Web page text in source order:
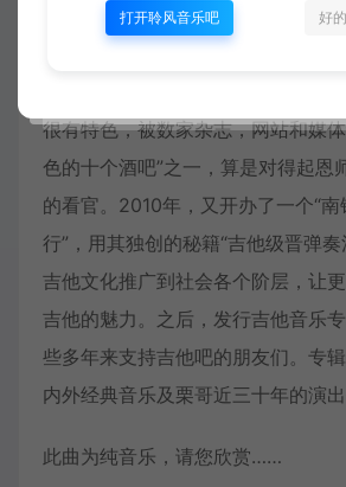
国古典吉它、电吉它、电贝司、民
很有特色，被数家杂志，网站和媒
色的十个酒吧”之一，算是对得起恩
的看官。2010年，又开办了一个“
行”，用其独创的秘籍“吉他级晋弹
吉他文化推广到社会各个阶层，让
吉他的魅力。之后，发行吉他音乐
些多年来支持吉他吧的朋友们。专
内外经典音乐及栗哥近三十年的演出
此曲为纯音乐 ，请您欣赏……
打开聆风音乐吧 好